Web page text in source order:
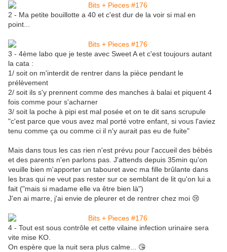
2 - Ma petite bouillotte a 40 et c'est dur de la voir si mal en
point...
3 - 4ème labo que je teste avec Sweet A et c'est toujours autant
la cata :
1/ soit on m'interdit de rentrer dans la pièce pendant le
prélèvement
2/ soit ils s'y prennent comme des manches à balai et piquent 4
fois comme pour s'acharner
3/ soit la poche à pipi est mal posée et on te dit sans scrupule
"c'est parce que vous avez mal porté votre enfant, si vous l'aviez
tenu comme ça ou comme ci il n'y aurait pas eu de fuite"
Mais dans tous les cas rien n'est prévu pour l'accueil des bébés
et des parents n'en parlons pas. J'attends depuis 35min qu'on
veuille bien m'apporter un tabouret avec ma fille brûlante dans
les bras qui ne veut pas rester sur ce semblant de lit qu'on lui a
fait ("mais si madame elle va être bien là")
J'en ai marre, j'ai envie de pleurer et de rentrer chez moi 😢
4 - Tout est sous contrôle et cette vilaine infection urinaire sera
vite mise KO.
On espère que la nuit sera plus calme... 😘